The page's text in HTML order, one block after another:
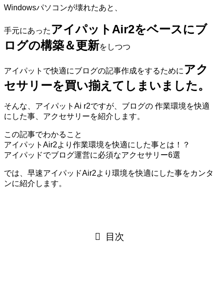
Windowsパソコンが壊れたあと、
手元にあった アイパット Air2をベースにブ
ログの構築＆更新をしつつ
アイパットで快適にブログの記事作成をするために アク
セサリーを買い揃えてしまいました。
そんな、アイパットAi r2ですが、ブログの 作業環境を快適
にした事、アクセサリーを紹介します。
この記事でわかること
アイパットAir2より作業環境を快適にした事とは！？
アイパッドでブログ運営に必須なアクセサリー6選
では、早速アイパッドAir2より環境を快適にした事をカンタ
ンに紹介します。
目次